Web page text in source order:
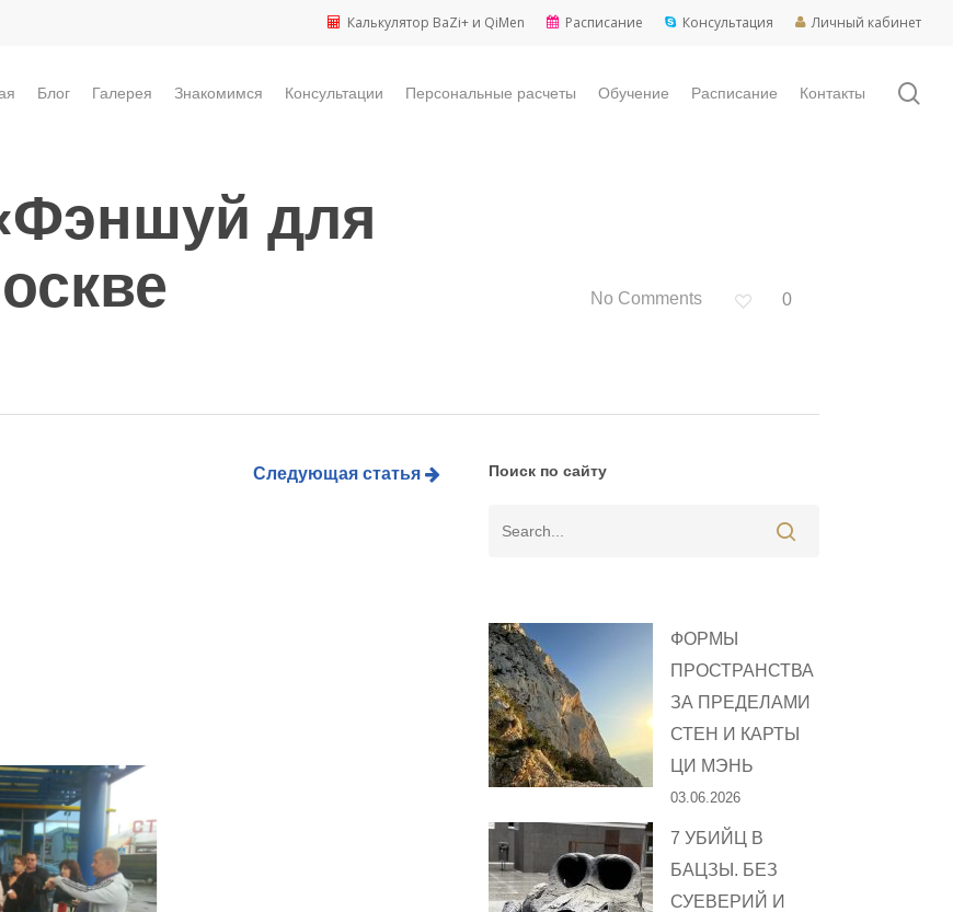
Калькулятор BaZi+ и QiMen Расписание Консультация Личный кабинет
Блог Галерея Знакомимся Консультации Персональные расчеты Обучение Расписание Контакты
для
No Comments 0
Следующая статья Поиск по сайту
ФОРМЫ
ПРОСТРАНСТВА
ЗА ПРЕДЕЛАМИ
СТЕН И КАРТЫ
ЦИ МЭНЬ
03.06.2026
7 УБИЙЦ В
БАЦЗЫ. БЕЗ
СУЕВЕРИЙ И